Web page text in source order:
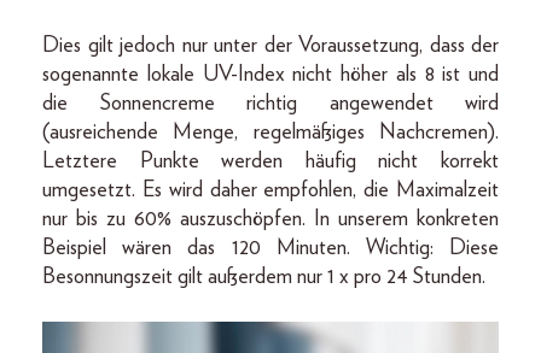
Dies gilt jedoch nur unter der Voraussetzung, dass der
sogenannte lokale UV-Index nicht höher als 8 ist und
die Sonnencreme richtig angewendet wird
(ausreichende Menge, regelmäßiges Nachcremen).
Letztere Punkte werden häufig nicht korrekt
umgesetzt. Es wird daher empfohlen, die Maximalzeit
nur bis zu 60% auszuschöpfen. In unserem konkreten
Beispiel wären das 120 Minuten. Wichtig: Diese
Besonnungszeit gilt außerdem nur 1 x pro 24 Stunden.